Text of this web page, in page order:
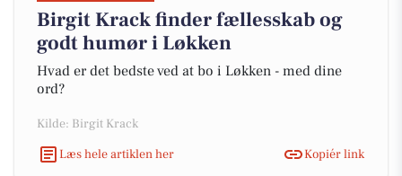
Birgit Krack finder fællesskab og
godt humør i Løkken
Hvad er det bedste ved at bo i Løkken - med dine
ord?
Kilde: Birgit Krack
Læs hele artiklen her
Kopiér link